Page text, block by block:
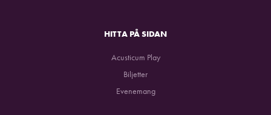
HITTA PÅ SIDAN
Acusticum Play
Biljetter
Evenemang